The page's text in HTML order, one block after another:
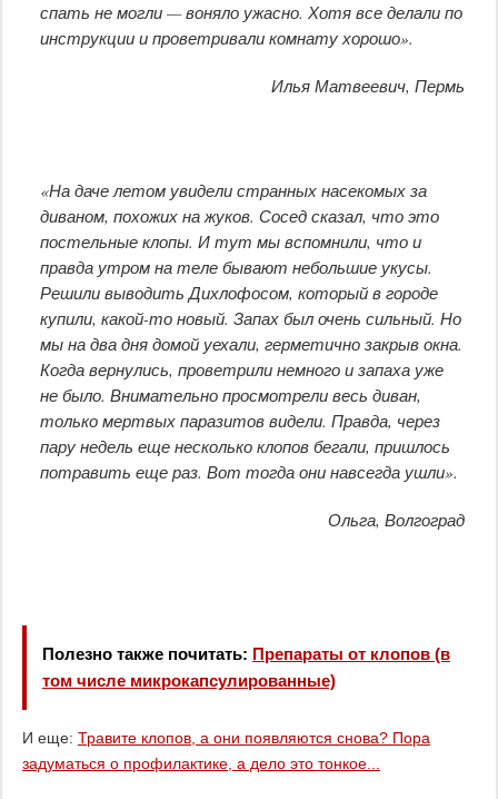
спать не могли — воняло ужасно. Хотя все делали по
инструкции и проветривали комнату хорошо».
Илья Матвеевич, Пермь
«На даче летом увидели странных насекомых за
диваном, похожих на жуков. Сосед сказал, что это
постельные клопы. И тут мы вспомнили, что и
правда утром на теле бывают небольшие укусы.
Решили выводить Дихлофосом, который в городе
купили, какой-то новый. Запах был очень сильный. Но
мы на два дня домой уехали, герметично закрыв окна.
Когда вернулись, проветрили немного и запаха уже
не было. Внимательно просмотрели весь диван,
только мертвых паразитов видели. Правда, через
пару недель еще несколько клопов бегали, пришлось
потравить еще раз. Вот тогда они навсегда ушли».
Ольга, Волгоград
Полезно также почитать: Препараты от клопов (в
том числе микрокапсулированные)
И еще: Травите клопов, а они появляются снова? Пора
задуматься о профилактике, а дело это тонкое...